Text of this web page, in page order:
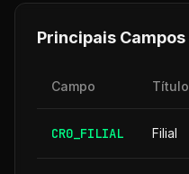
Principais Campos
Campo Título
CR0_FILIAL Filial